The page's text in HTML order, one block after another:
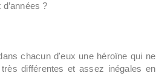
?
chacun d'eux une héroïne qui ne
différentes et assez inégales en